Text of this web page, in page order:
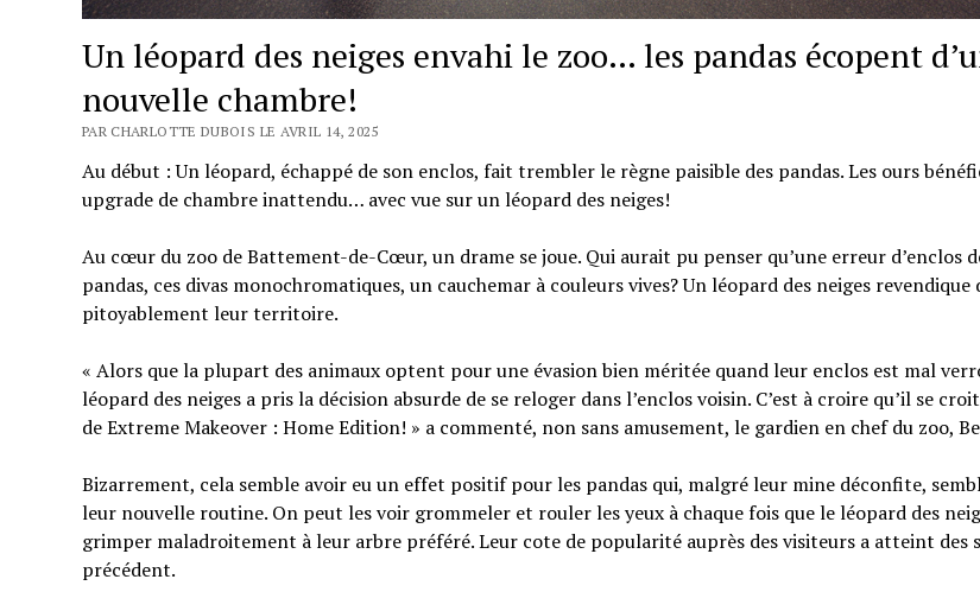
Un léopard des neiges envahi le zoo… les pandas écopent
nouvelle chambre!
PAR CHARLOTTE DUBOIS LE AVRIL 14, 2025
Au début : Un léopard, échappé de son enclos, fait trembler le règne paisible des pandas. Les ours
upgrade de chambre inattendu… avec vue sur un léopard des neiges!
Au cœur du zoo de Battement-de-Cœur, un drame se joue. Qui aurait pu penser qu’une erreur d’enclos
pandas, ces divas monochromatiques, un cauchemar à couleurs vives? Un léopard des neiges revendique
pitoyablement leur territoire.
« Alors que la plupart des animaux optent pour une évasion bien méritée quand leur enclos est mal
léopard des neiges a pris la décision absurde de se reloger dans l’enclos voisin. C’est à croire qu’il se
de Extreme Makeover : Home Edition! » a commenté, non sans amusement, le gardien en chef du zoo,
Bizarrement, cela semble avoir eu un effet positif pour les pandas qui, malgré leur mine déconfite,
leur nouvelle routine. On peut les voir grommeler et rouler les yeux à chaque fois que le léopard des
grimper maladroitement à leur arbre préféré. Leur cote de popularité auprès des visiteurs a atteint des
précédent.